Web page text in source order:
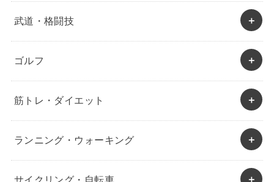
武道・格闘技
ゴルフ
筋トレ・ダイエット
ランニング・ウォーキング
サイクリング・自転車